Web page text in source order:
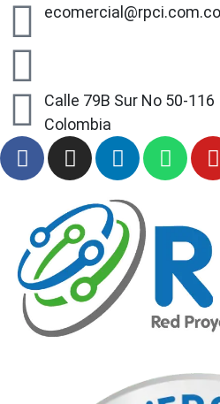
ecomercial@rpci.com.co
Calle 79B Sur No 50-
Colombia